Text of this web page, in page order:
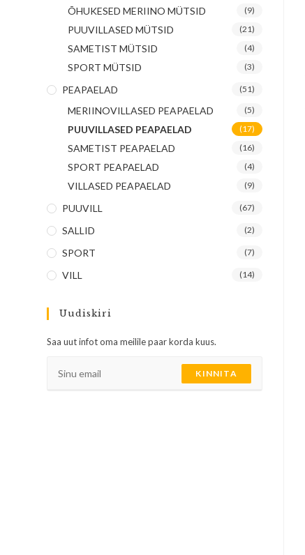
ÕHUKESED MERIINO MÜTSID (9)
PUUVILLASED MÜTSID (21)
SAMETIST MÜTSID (4)
SPORT MÜTSID (3)
PEAPAELAD (51)
MERIINOVILLASED PEAPAELAD (5)
PUUVILLASED PEAPAELAD (17)
SAMETIST PEAPAELAD (16)
SPORT PEAPAELAD (4)
VILLASED PEAPAELAD (9)
PUUVILL (67)
SALLID (2)
SPORT (7)
VILL (14)
Uudiskiri
Saa uut infot oma meilile paar korda kuus.
KINNITA